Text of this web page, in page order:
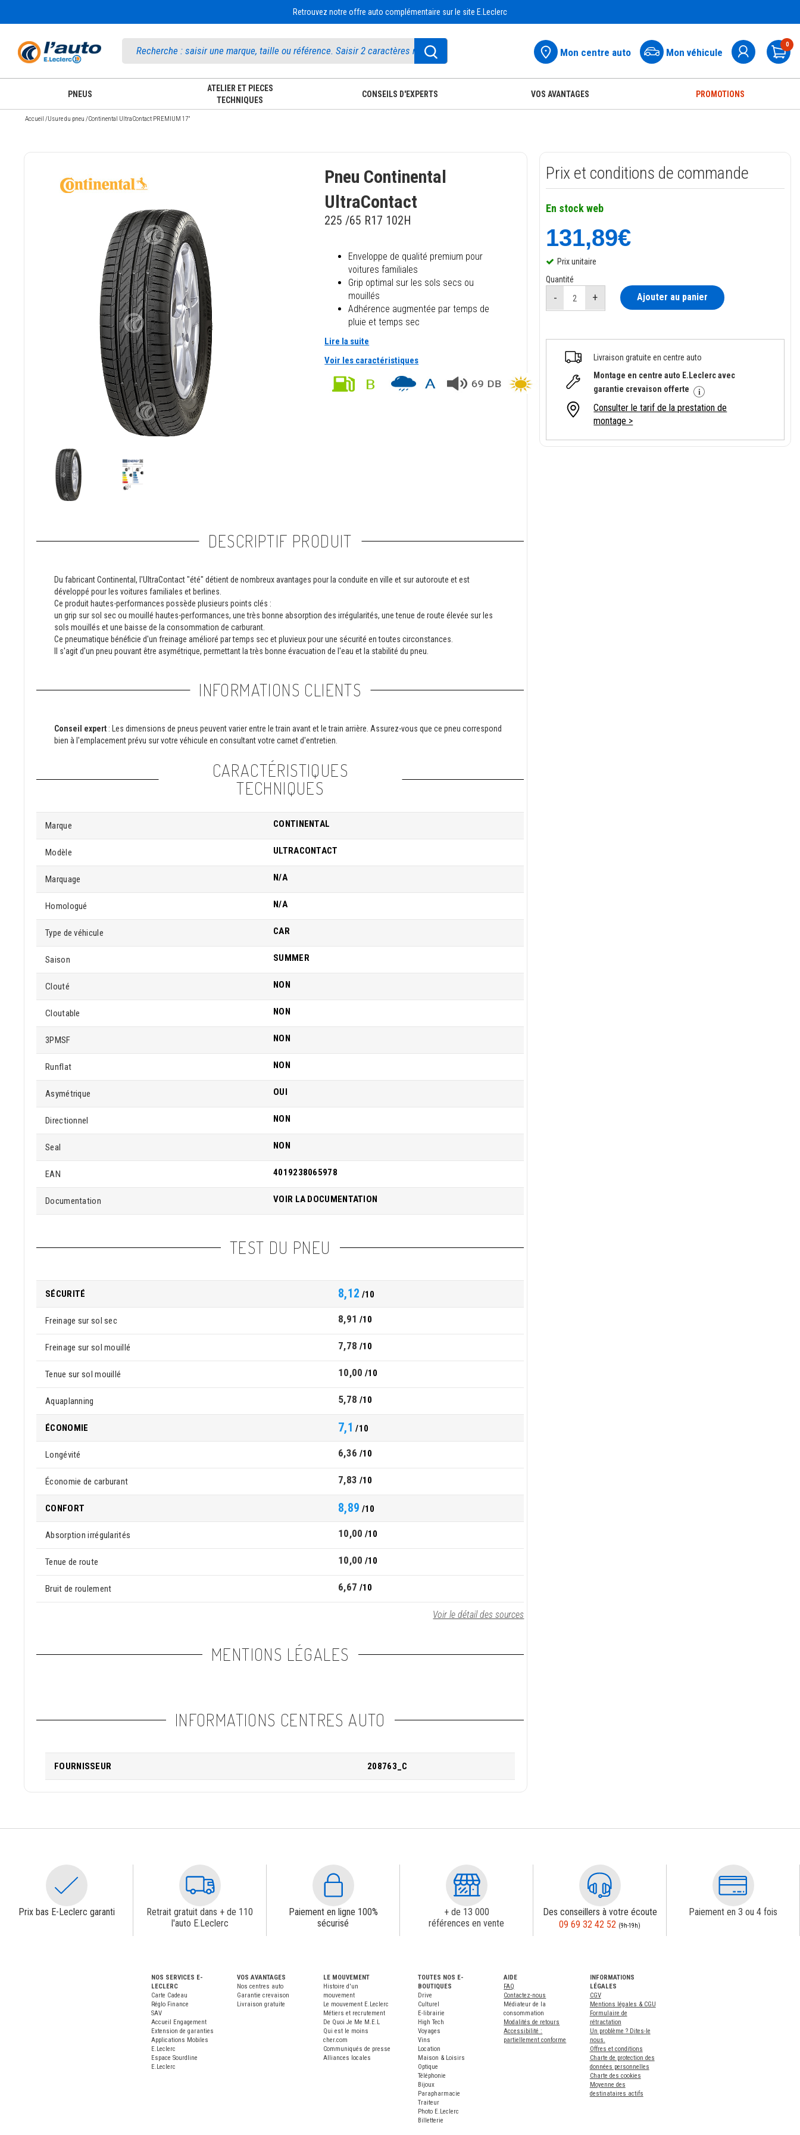
Retrouvez notre offre auto complémentaire sur le site E.Leclerc
Mon centre auto Mon véhicule
0
PNEUS
ATELIER ET PIECES
TECHNIQUES
CONSEILS D'EXPERTS VOS AVANTAGES PROMOTIONS
Accueil /Usure du pneu /Continental UltraContact PREMIUM 17"
Pneu Continental
UltraContact
225 /65 R17 102H
Enveloppe de qualité premium pour
voitures familiales
Grip optimal sur les sols secs ou
mouillés
Adhérence augmentée par temps de
pluie et temps sec
Lire la suite
Voir les caractéristiques
DESCRIPTIF PRODUIT
Du fabricant Continental, l'UltraContact "été" détient de nombreux avantages pour la conduite en ville et sur autoroute et est
développé pour les voitures familiales et berlines.
Ce produit hautes-performances possède plusieurs points clés :
un grip sur sol sec ou mouillé hautes-performances, une très bonne absorption des irrégularités, une tenue de route élevée sur les
sols mouillés et une baisse de la consommation de carburant.
Ce pneumatique bénéficie d'un freinage amélioré par temps sec et pluvieux pour une sécurité en toutes circonstances.
Il s'agit d'un pneu pouvant être asymétrique, permettant la très bonne évacuation de l'eau et la stabilité du pneu.
INFORMATIONS CLIENTS
Conseil expert : Les dimensions de pneus peuvent varier entre le train avant et le train arrière. Assurez-vous que ce pneu correspond
bien à l'emplacement prévu sur votre véhicule en consultant votre carnet d'entretien.
CARACTÉRISTIQUES
TECHNIQUES
Marque CONTINENTAL
Modèle ULTRACONTACT
Marquage N/A
Homologué N/A
Type de véhicule CAR
Saison SUMMER
Clouté NON
Cloutable NON
3PMSF NON
Runflat NON
Asymétrique OUI
Directionnel NON
Seal NON
EAN 4019238065978
Documentation VOIR LA DOCUMENTATION
TEST DU PNEU
SÉCURITÉ 8,12 /10
Freinage sur sol sec 8,91 /10
Freinage sur sol mouillé 7,78 /10
Tenue sur sol mouillé 10,00 /10
Aquaplanning 5,78 /10
ÉCONOMIE 7,1 /10
Longévité 6,36 /10
Économie de carburant 7,83 /10
CONFORT 8,89 /10
Absorption irrégularités 10,00 /10
Tenue de route 10,00 /10
Bruit de roulement 6,67 /10
Voir le détail des sources
MENTIONS LÉGALES
INFORMATIONS CENTRES AUTO
FOURNISSEUR 208763_C
Prix et conditions de commande
En stock web
131,89€
Prix unitaire
Quantité
Ajouter au panier
Livraison gratuite en centre auto
Montage en centre auto E.Leclerc avec
garantie crevaison offerte
Consulter le tarif de la prestation de
montage >
Prix bas E-Leclerc garanti
Retrait gratuit dans + de 110
l'auto E.Leclerc
Paiement en ligne 100%
sécurisé
+ de 13 000
références en vente
Des conseillers à votre écoute
09 69 32 42 52 (9h-19h)
Paiement en 3 ou 4 fois
NOS SERVICES E-
LECLERC
Carte Cadeau
Réglo Finance
SAV
Accueil Engagement
Extension de garanties
Applications Mobiles
E.Leclerc
Espace Sourdline
E.Leclerc
VOS AVANTAGES
Nos centres auto
Garantie crevaison
Livraison gratuite
LE MOUVEMENT
Histoire d'un
mouvement
Le mouvement E.Leclerc
Métiers et recrutement
De Quoi Je Me M.E.L
Qui est le moins
cher.com
Communiqués de presse
Alliances locales
TOUTES NOS E-
BOUTIQUES
Drive
Culturel
E-librairie
High Tech
Voyages
Vins
Location
Maison & Loisirs
Optique
Téléphonie
Bijoux
Parapharmacie
Traiteur
Photo E.Leclerc
Billetterie
AIDE
FAQ
Contactez-nous
Médiateur de la
consommation
Modalités de retours
Accessibilité :
partiellement conforme
INFORMATIONS
LÉGALES
CGV
Mentions légales & CGU
Formulaire de
rétractation
Un problème ? Dites-le
nous.
Offres et conditions
Charte de protection des
données personnelles
Charte des cookies
Moyenne des
destinataires actifs